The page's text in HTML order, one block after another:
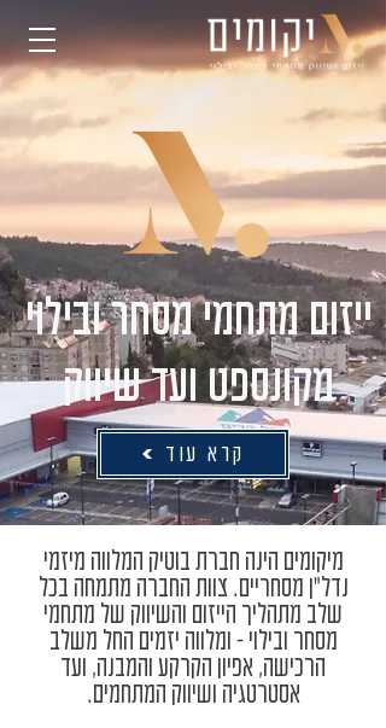
ייזום מתחמי מסחר ובילוי
מקונספט ועד שיווק
קרא עוד
מיקומים הינה חברת בוטיק המלווה מיזמי
נדל"ן מסחריים. צוות החברה מתמחה בכל
שלב מתהליך הייזום והשיווק של מתחמי
מסחר ובילוי - ומלווה יזמים החל משלב
הרכישה, אפיון הקרקע והמבנה, ועד
אסטרטגיה ושיווק המתחמים.